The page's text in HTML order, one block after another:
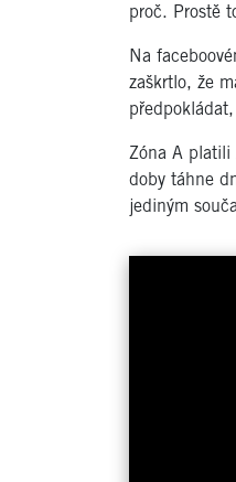
proč. Prostě
Na
zaškrtlo, že
Zóna A platili
doby táhne
jediným